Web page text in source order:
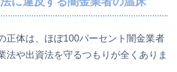
正体は、ほぼ100パーセント闇金業者
法や出資法を守るつもりが全くありま